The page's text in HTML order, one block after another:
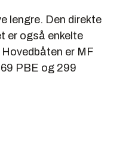
lengre. Den direkte
er også enkelte
er MF
PBE og 299